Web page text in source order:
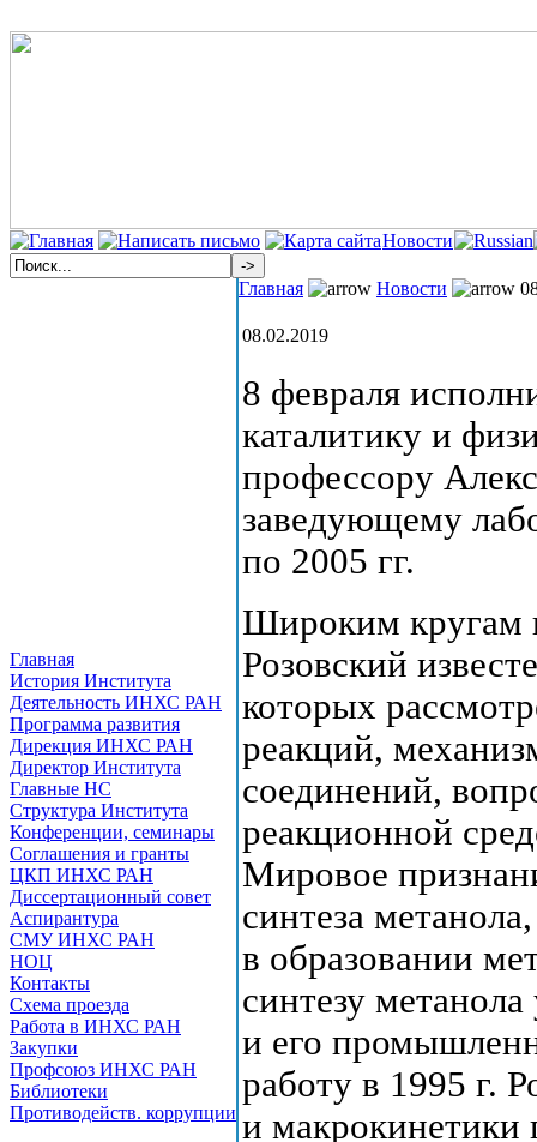
Новости
Главная
История Института
Деятельность ИНХС РАН
Программа развития
Дирекция ИНХС РАН
Директор Института
Главные НС
Структура Института
Конференции, семинары
Соглашения и гранты
ЦКП ИНХС РАН
Диссертационный совет
Аспирантура
СМУ ИНХС РАН
НОЦ
Контакты
Схема проезда
Работа в ИНХС РАН
Закупки
Профсоюз ИНХС РАН
Библиотеки
Противодейств. коррупции
Главная Новости
08.02.2019
8 февраля
каталитику и
профессору
заведующему
по 2005 гг.
Широким кругам
Розовский
которых
реакций,
соединений,
реакционной
Мировое
синтеза
в образовании
синтезу
и его
работу в 1995 г.
и макрокинетики